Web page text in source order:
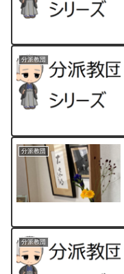
分派教団
分派教団
分派教団